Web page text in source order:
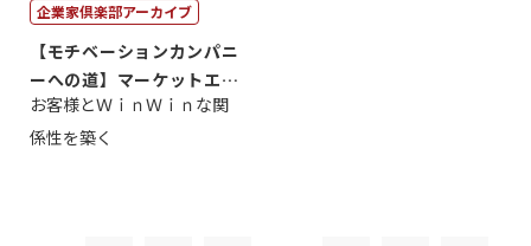
企業家倶楽部アーカイブ
【モチベーションカンパニ
ーへの道】マーケットエン
タープライズ...
お客様とＷｉｎＷｉｎな関
係性を築く